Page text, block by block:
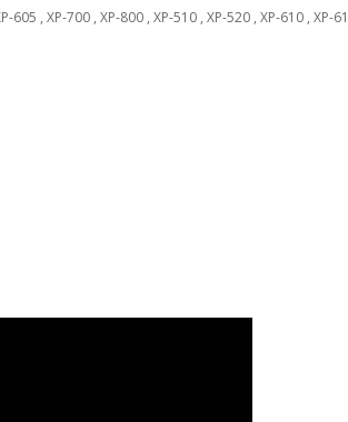
, XP-700 , XP-800 , XP-510 , XP-520 , XP-610 , XP-